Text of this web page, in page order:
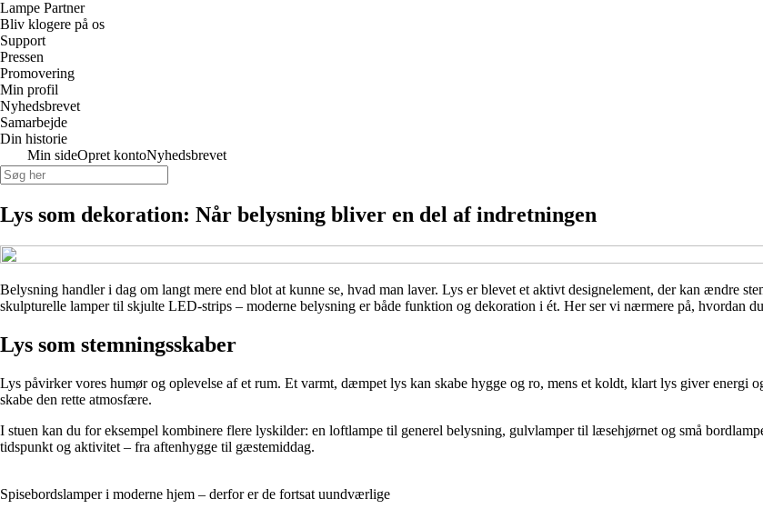
Lampe Partner
Bliv klogere på os
Support
Pressen
Promovering
Min profil
Nyhedsbrevet
Samarbejde
Din historie
Min sideOpret kontoNyhedsbrevet
Lys som dekoration: Når belysning bliver en del af indretningen
Belysning handler i dag om langt mere end blot at kunne se, hvad man laver. Lys er blevet et aktivt designelement, der kan ændre
skulpturelle lamper til skjulte LED-strips – moderne belysning er både funktion og dekoration i ét. Her ser vi nærmere på, hvordan
Lys som stemningsskaber
Lys påvirker vores humør og oplevelse af et rum. Et varmt, dæmpet lys kan skabe hygge og ro, mens et koldt, klart lys giver
skabe den rette atmosfære.
I stuen kan du for eksempel kombinere flere lyskilder: en loftlampe til generel belysning, gulvlamper til læsehjørnet og små
tidspunkt og aktivitet – fra aftenhygge til gæstemiddag.
Spisebordslamper i moderne hjem – derfor er de fortsat uundværlige